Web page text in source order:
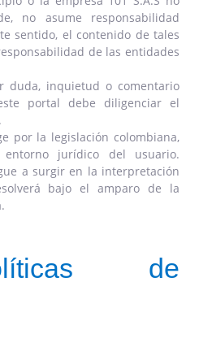
no asume responsabilidad
sentido, el contenido de tales
de las entidades
duda, inquietud o comentario
portal debe diligenciar el
por la legislación colombiana,
entorno jurídico del usuario.
a surgir en la interpretación
bajo el amparo de la
de